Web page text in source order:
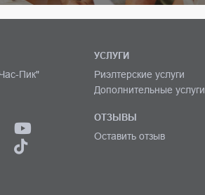
Пик"
УСЛУГИ
Риэлтерские услуги
Дополнительные услуги
ОТЗЫВЫ
Оставить отзыв